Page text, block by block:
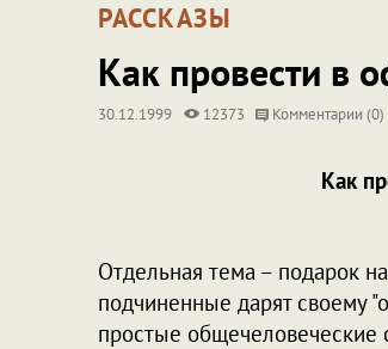
РАССКАЗЫ
Как провести в
30.12.1999 12373 Комментарии (0)
Как
Отдельная тема – подарок
подчиненные дарят своему
простые общечеловеческие